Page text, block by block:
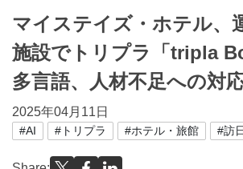
マイステイズ・ホテル、
施設でトリプラ「tripla
多言語、人材不足への対
2025年04月11日
#AI #トリプラ #ホテル・旅館 #訪